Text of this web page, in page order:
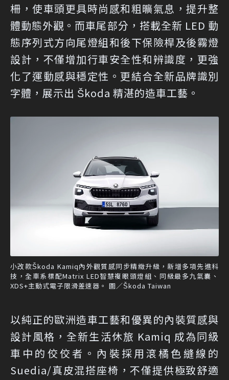
柵，使車頭更具時尚感和粗曠氣息，提升整
體動態外觀。而車尾部分，搭載全新 LED 動
態序列式方向尾燈組和後下保險桿及後霧燈
設計，不僅增加行車安全性和辨識度，更強
化了運動感與穩定性。更結合全新品牌識別
字體，展示出 Škoda 精湛的造車工藝。
小改款Škoda Kamiq內外觀質感同步精緻升級，新增多項先進科
技，全車系標配Matrix LED智慧複眼頭燈組、同級最多九氣囊、
XDS+主動式電子限滑差速器。 圖／Škoda Taiwan
以純正的歐洲造車工藝和優異的內裝質感與
設計風格，全新生活休旅 Kamiq 成為同級
車中的佼佼者。內裝採用滾橘色縫線的
Suedia/真皮混搭座椅，不僅提供極致舒適